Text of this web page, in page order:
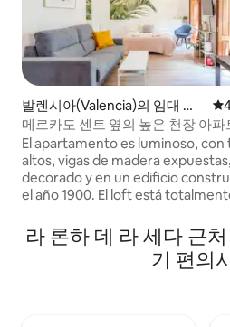
발렌시아(Valencia)의 임대 호
실
평
메르카도 센트 옆의 높은 천장 아파
El apartamento es luminoso, con
altos, vigas de madera
decorado y en un edificio
el año 1900. El loft está totalmente
para que tu estancia sea cómoda
agradable. Cuenta con una
internet rápida y fiable, smart tv,
라 론하 데 라 세다 근
기 편의